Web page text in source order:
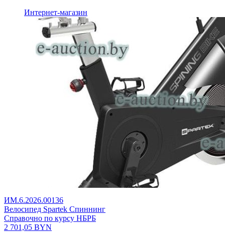
Интернет-магазин
ИМ.6.2026.00136
Велосипед Spartek Спиннинг
Справочно по курсу НБРБ
2 701,05 BYN